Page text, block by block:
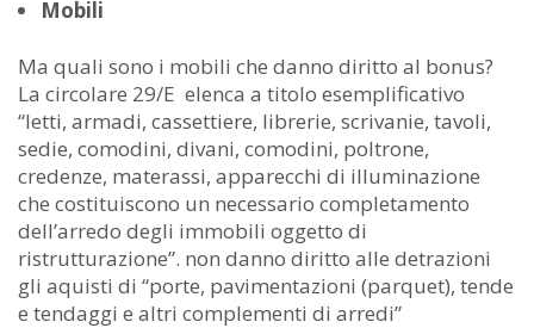
Mobili
Ma quali sono i mobili che danno diritto al bonus?
La circolare 29/E elenca a titolo esemplificativo
“letti, armadi, cassettiere, librerie, scrivanie, tavoli,
sedie, comodini, divani, comodini, poltrone,
credenze, materassi, apparecchi di illuminazione
che costituiscono un necessario completamento
dell’arredo degli immobili oggetto di
ristrutturazione”. non danno diritto alle detrazioni
gli aquisti di “porte, pavimentazioni (parquet), tende
e tendaggi e altri complementi di arredi”